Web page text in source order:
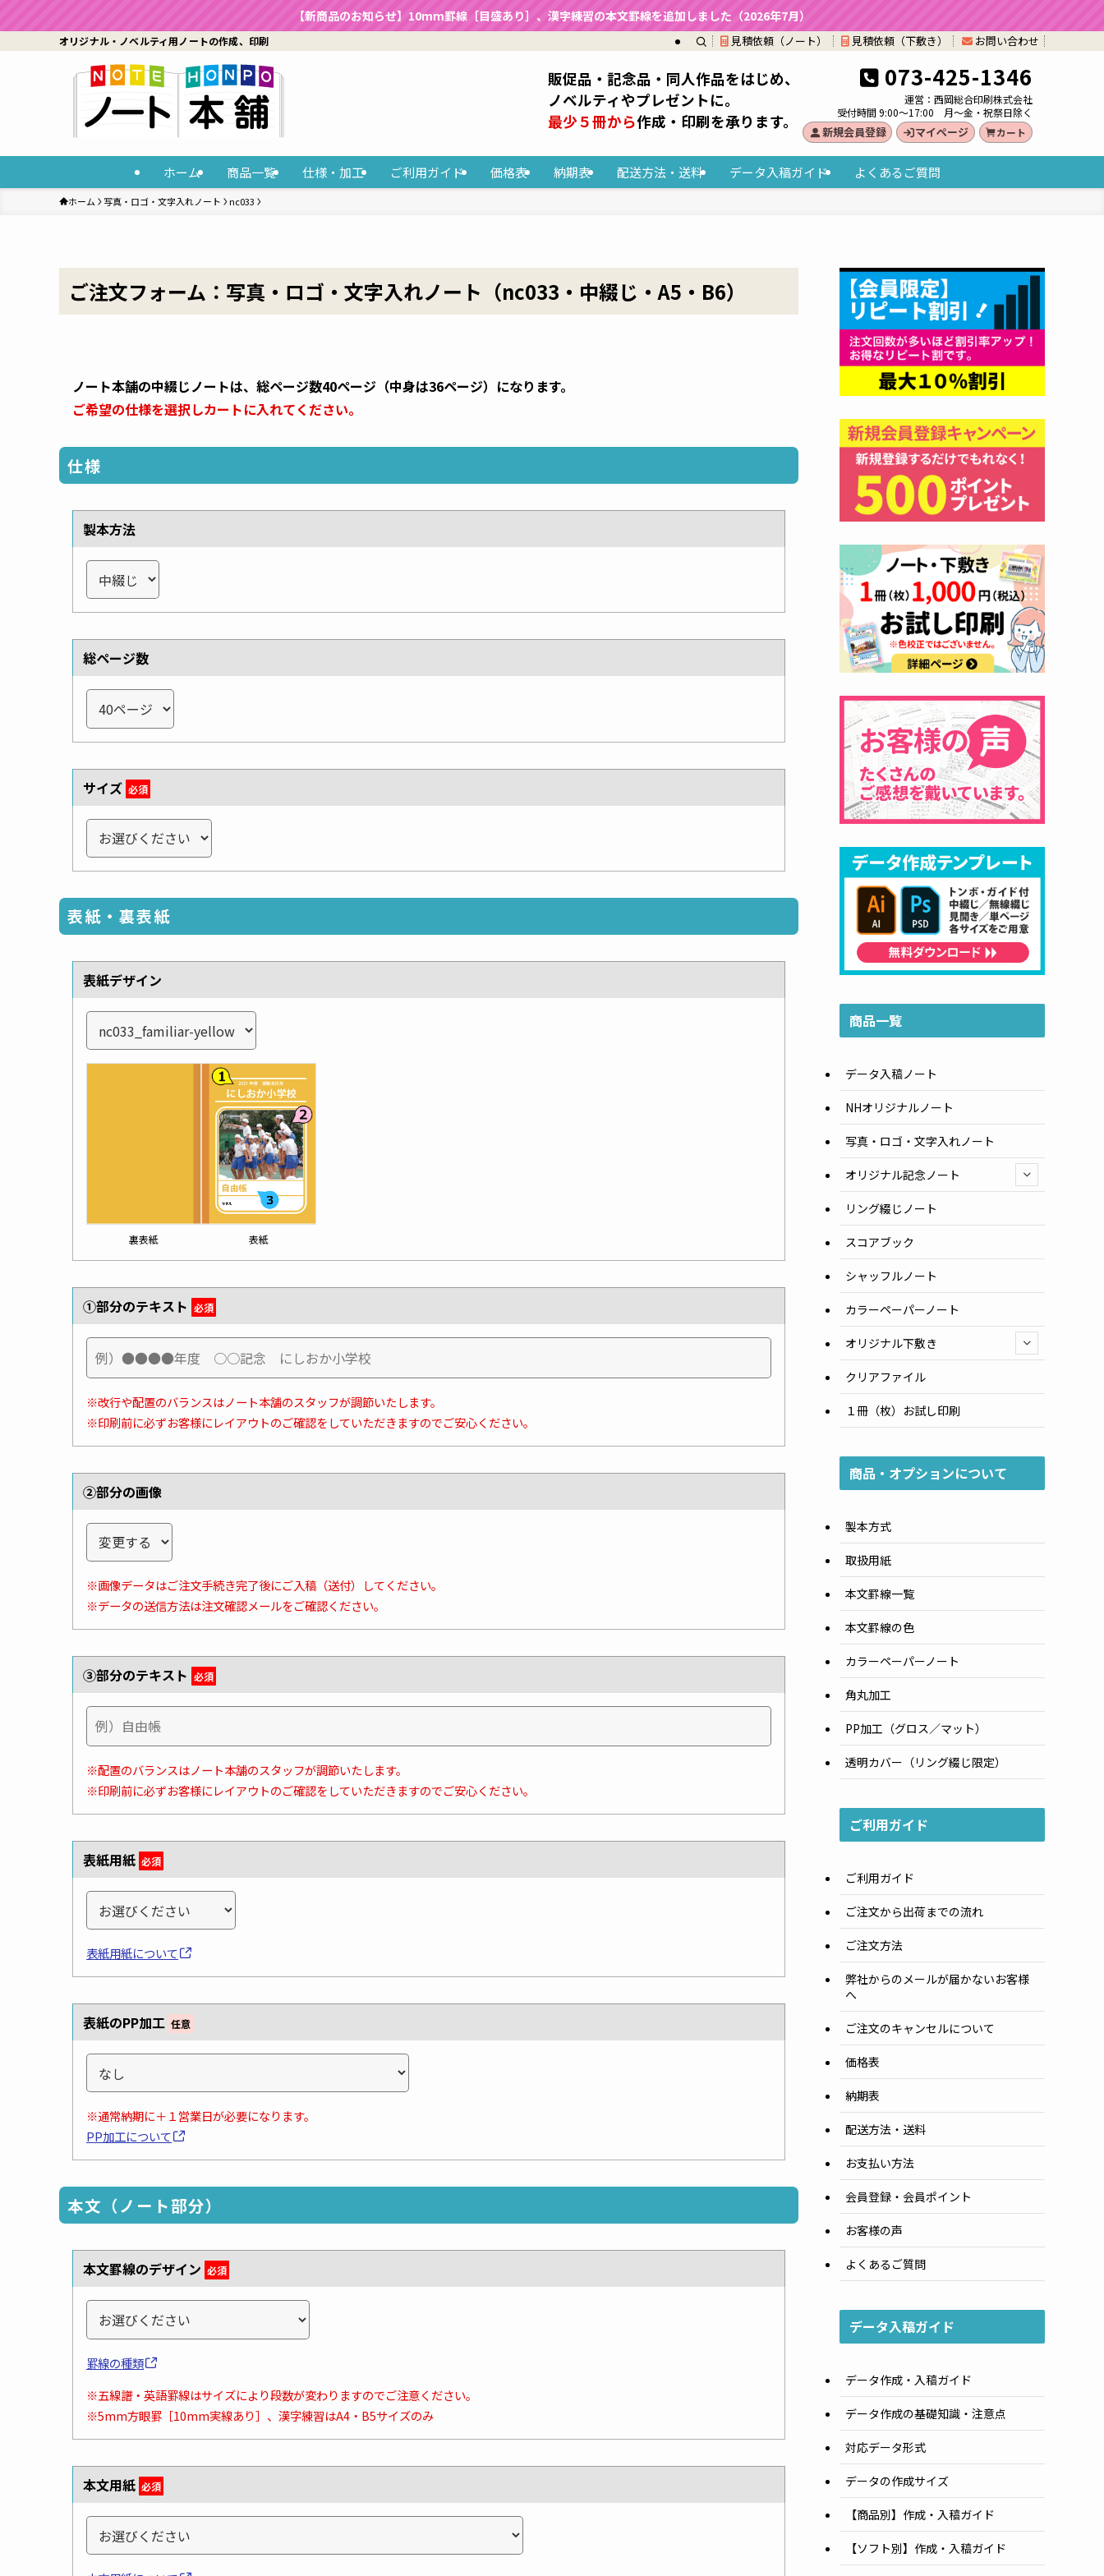
【新商品のお知らせ】10mm罫線［目盛あり］、漢字練習の本文罫線を追加しました（2026年7月）
オリジナル・ノベルティ用ノートの作成、印刷 見積依頼（ノート） 見積依頼（下敷き） お問い合わせ
ホーム 商品一覧 仕様・加工 ご利用ガイド 価格表 納期表 配送方法・送料 データ入稿ガイド よくあるご質問
販促品・記念品・同人作品をはじめ、
ノベルティやプレゼントに。
最少５冊から作成・印刷を承ります。
073-425-1346
運営：西岡総合印刷株式会社
受付時間 9:00～17:00 月～金・祝祭日除く
新規会員登録 マイページ カート
ホーム 写真・ロゴ・文字入れノート nc033
ご注文フォーム：写真・ロゴ・文字入れノート（nc033・中綴じ・A5・B6）
ノート本舗の中綴じノートは、総ページ数40ページ（中身は36ページ）になります。
ご希望の仕様を選択しカートに入れてください。
仕様
製本方法
総ページ数
サイズ 必須
表紙・裏表紙
表紙デザイン
裏表紙 表紙
①部分のテキスト 必須
※改行や配置のバランスはノート本舗のスタッフが調節いたします。
※印刷前に必ずお客様にレイアウトのご確認をしていただきますのでご安心ください。
②部分の画像
※画像データはご注文手続き完了後にご入稿（送付）してください。
※データの送信方法は注文確認メールをご確認ください。
③部分のテキスト 必須
※配置のバランスはノート本舗のスタッフが調節いたします。
※印刷前に必ずお客様にレイアウトのご確認をしていただきますのでご安心ください。
表紙用紙 必須
表紙用紙について
表紙のPP加工 任意
※通常納期に＋１営業日が必要になります。
PP加工について
本文（ノート部分）
本文罫線のデザイン 必須
罫線の種類
※五線譜・英語罫線はサイズにより段数が変わりますのでご注意ください。
※5mm方眼罫［10mm実線あり］、漢字練習はA4・B5サイズのみ
本文用紙 必須
商品一覧
データ入稿ノート
NHオリジナルノート
写真・ロゴ・文字入れノート
オリジナル記念ノート
リング綴じノート
スコアブック
シャッフルノート
カラーペーパーノート
オリジナル下敷き
クリアファイル
１冊（枚）お試し印刷
商品・オプションについて
製本方式
取扱用紙
本文罫線一覧
本文罫線の色
カラーペーパーノート
角丸加工
PP加工（グロス／マット）
透明カバー（リング綴じ限定）
ご利用ガイド
ご利用ガイド
ご注文から出荷までの流れ
ご注文方法
弊社からのメールが届かないお客様
へ
ご注文のキャンセルについて
価格表
納期表
配送方法・送料
お支払い方法
会員登録・会員ポイント
お客様の声
よくあるご質問
データ入稿ガイド
データ作成・入稿ガイド
データ作成の基礎知識・注意点
対応データ形式
データの作成サイズ
【商品別】作成・入稿ガイド
【ソフト別】作成・入稿ガイド